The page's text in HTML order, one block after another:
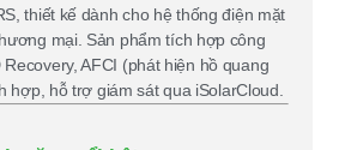
thiết kế dành cho hệ thống điện mặt
mại. Sản phẩm tích hợp công
AFCI (phát hiện hồ quang
hợp, hỗ trợ giám sát qua iSolarCloud.